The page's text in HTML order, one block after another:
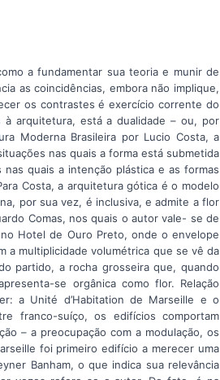
a fundamentar sua teoria e munir de
as coincidências, embora não implique,
os contrastes é exercício corrente do
arquitetura, está a dualidade – ou, por
Moderna Brasileira por Lucio Costa, a
nas quais a forma está submetida
quais a intenção plástica e as formas
Costa, a arquitetura gótica é o modelo
por sua vez, é inclusiva, e admite a flor
Comas, nos quais o autor vale- se de
Hotel de Ouro Preto, onde o envelope
a multiplicidade volumétrica que se vê da
partido, a rocha grosseira que, quando
se orgânica como flor. Relação
a Unité d’Habitation de Marseille e o
franco-suíço, os edifícios comportam
– a preocupação com a modulação, os
foi primeiro edifício a merecer uma
Banham, o que indica sua relevância